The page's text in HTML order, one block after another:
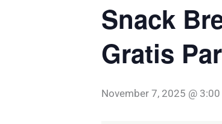
Snack
Gratis
November 7, 2025 @